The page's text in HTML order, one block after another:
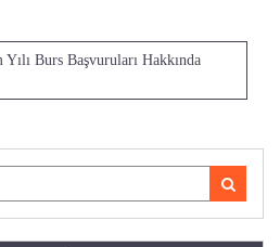
Burs Başvuruları Hakkında